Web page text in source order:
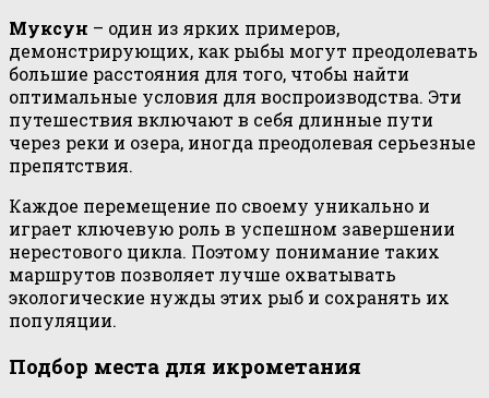
Муксун – один из ярких примеров,
демонстрирующих, как рыбы могут преодолевать
большие расстояния для того, чтобы найти
оптимальные условия для воспроизводства. Эти
путешествия включают в себя длинные пути
через реки и озера, иногда преодолевая серьезные
препятствия.
Каждое перемещение по своему уникально и
играет ключевую роль в успешном завершении
нерестового цикла. Поэтому понимание таких
маршрутов позволяет лучше охватывать
экологические нужды этих рыб и сохранять их
популяции.
Подбор места для икрометания